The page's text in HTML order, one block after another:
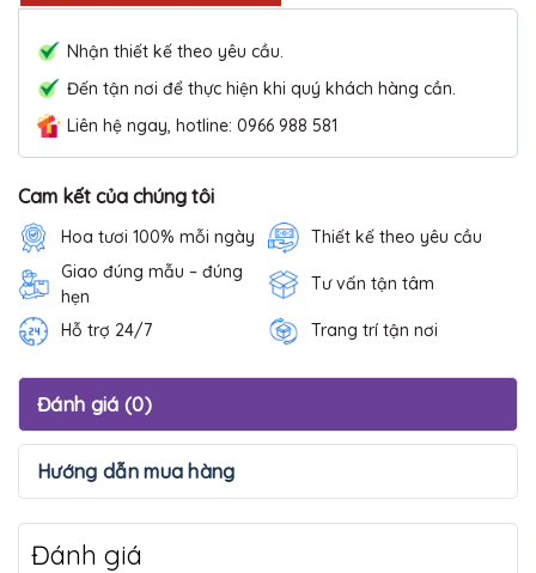
Nhận thiết kế theo yêu cầu.
Đến tận nơi để thực hiện khi quý khách hàng cần.
Liên hệ ngay, hotline: 0966 988 581
Cam kết của chúng tôi
Hoa tươi 100% mỗi ngày
Thiết kế theo yêu cầu
Giao đúng mẫu – đúng
hẹn
Tư vấn tận tâm
Hỗ trợ 24/7 Trang trí tận nơi
Đánh giá (0)
Hướng dẫn mua hàng
Đánh giá